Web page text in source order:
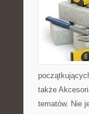
także
tematów. Nie